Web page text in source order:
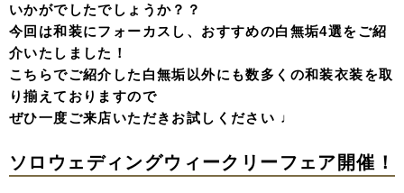
いかがでしたでしょうか？？
今回は和装にフォーカスし、おすすめの白無垢4選をご紹
介いたしました！
こちらでご紹介した白無垢以外にも数多くの和装衣装を取
り揃えておりますので
ぜひ一度ご来店いただきお試しください ♩
ソロウェディングウィークリーフェア開催！